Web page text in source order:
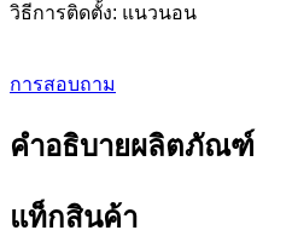
วิธีการติดตั้ง: แนวนอน
การสอบถาม
คำอธิบายผลิตภัณฑ์
แท็กสินค้า